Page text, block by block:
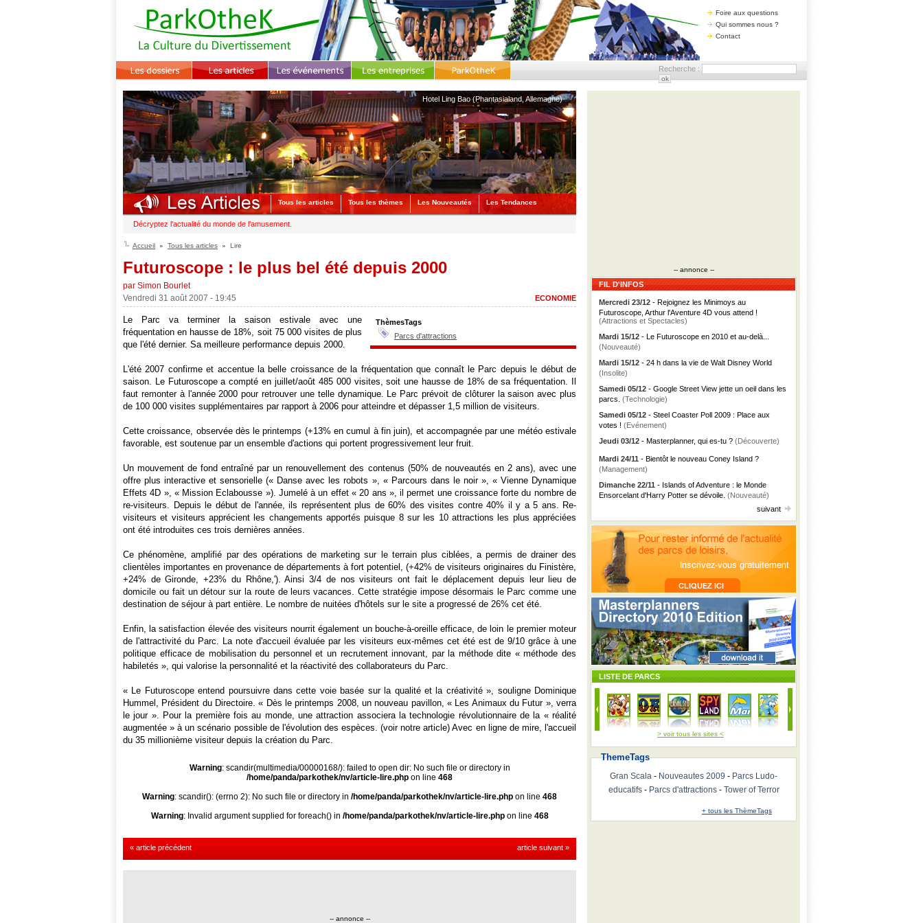
Foire aux questions
Qui sommes nous ?
Contact
Recherche :
Hotel Ling Bao (Phantasialand, Allemagne)
Tous les articles Tous les thèmes Les Nouveautés Les Tendances
Décryptez l'actualité du monde de l'amusement.
Accueil Tous les articles Lire
Futuroscope : le plus bel été depuis 2000
par Simon Bourlet
ECONOMIE
Vendredi 31 août 2007 - 19:45
ThèmesTags
Parcs d'attractions
Le Parc va terminer la saison estivale avec une
fréquentation en hausse de 18%, soit 75 000 visites de plus
que l'été dernier. Sa meilleure performance depuis 2000.
L'été 2007 confirme et accentue la belle croissance de la fréquentation que connaît le Parc depuis le début de
saison. Le Futuroscope a compté en juillet/août 485 000 visites, soit une hausse de 18% de sa fréquentation. Il
faut remonter à l'année 2000 pour retrouver une telle dynamique. Le Parc prévoit de clôturer la saison avec plus
de 100 000 visites supplémentaires par rapport à 2006 pour atteindre et dépasser 1,5 million de visiteurs.
Cette croissance, observée dès le printemps (+13% en cumul à fin juin), et accompagnée par une météo estivale
favorable, est soutenue par un ensemble d'actions qui portent progressivement leur fruit.
Un mouvement de fond entraîné par un renouvellement des contenus (50% de nouveautés en 2 ans), avec une
offre plus interactive et sensorielle (« Danse avec les robots », « Parcours dans le noir », « Vienne Dynamique
Effets 4D », « Mission Eclabousse »). Jumelé à un effet « 20 ans », il permet une croissance forte du nombre de
re-visiteurs. Depuis le début de l'année, ils représentent plus de 60% des visites contre 40% il y a 5 ans. Re-
visiteurs et visiteurs apprécient les changements apportés puisque 8 sur les 10 attractions les plus appréciées
ont été introduites ces trois dernières années.
Ce phénomène, amplifié par des opérations de marketing sur le terrain plus ciblées, a permis de drainer des
clientèles importantes en provenance de départements à fort potentiel, (+42% de visiteurs originaires du Finistère,
+24% de Gironde, +23% du Rhône,'). Ainsi 3/4 de nos visiteurs ont fait le déplacement depuis leur lieu de
domicile ou fait un détour sur la route de leurs vacances. Cette stratégie impose désormais le Parc comme une
destination de séjour à part entière. Le nombre de nuitées d'hôtels sur le site a progressé de 26% cet été.
Enfin, la satisfaction élevée des visiteurs nourrit également un bouche-à-oreille efficace, de loin le premier moteur
de l'attractivité du Parc. La note d'accueil évaluée par les visiteurs eux-mêmes cet été est de 9/10 grâce à une
politique efficace de mobilisation du personnel et un recrutement innovant, par la méthode dite « méthode des
habiletés », qui valorise la personnalité et la réactivité des collaborateurs du Parc.
« Le Futuroscope entend poursuivre dans cette voie basée sur la qualité et la créativité », souligne Dominique
Hummel, Président du Directoire. « Dès le printemps 2008, un nouveau pavillon, « Les Animaux du Futur », verra
le jour ». Pour la première fois au monde, une attraction associera la technologie révolutionnaire de la « réalité
augmentée » à un scénario possible de l'évolution des espèces. (voir notre article) Avec en ligne de mire, l'accueil
du 35 millionième visiteur depuis la création du Parc.
Warning: scandir(multimedia/00000168/): failed to open dir: No such file or directory in
/home/panda/parkothek/nv/article-lire.php on line 468
Warning: scandir(): (errno 2): No such file or directory in /home/panda/parkothek/nv/article-lire.php on line 468
Warning: Invalid argument supplied for foreach() in /home/panda/parkothek/nv/article-lire.phpon line 468
« article précédent article suivant »
-- annonce --
-- annonce --
FIL D'INFOS
Mercredi 23/12 - Rejoignez les Minimoys au
Futuroscope, Arthur l'Aventure 4D vous attend !
(Attractions et Spectacles)
Mardi 15/12 - Le Futuroscope en 2010 et au-delà...
(Nouveauté)
Mardi 15/12 - 24 h dans la vie de Walt Disney World
(Insolite)
Samedi 05/12 - Google Street View jette un oeil dans les
parcs. (Technologie)
Samedi 05/12 - Steel Coaster Poll 2009 : Place aux
votes ! (Evénement)
Jeudi 03/12 - Masterplanner, qui es-tu ? (Découverte)
Mardi 24/11 - Bientôt le nouveau Coney Island ?
(Management)
Dimanche 22/11 - Islands of Adventure : le Monde
Ensorcelant d'Harry Potter se dévoile. (Nouveauté)
suivant
LISTE DE PARCS
> voir tous les sites <
ThemeTags
Gran Scala - Nouveautes 2009 - Parcs Ludo-
educatifs- Parcs d'attractions- Tower of Terror
+ tous les ThèmeTags